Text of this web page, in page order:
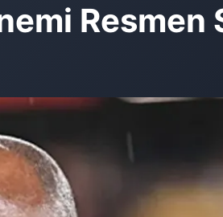
Resmen